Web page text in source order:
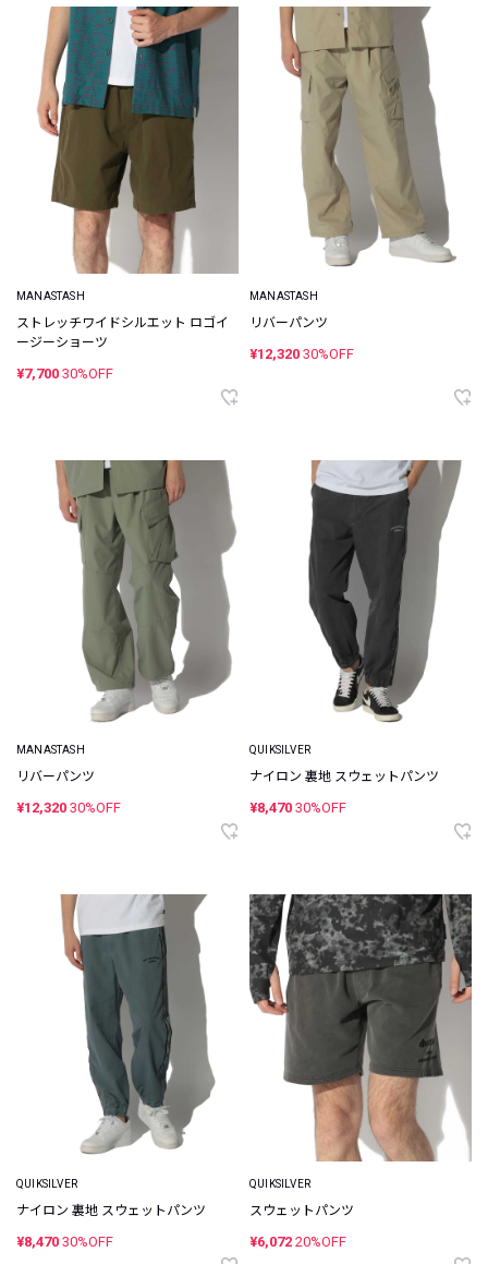
MANASTASH
ストレッチワイドシルエット ロゴイ
ージーショーツ
¥7,700 30%OFF
MANASTASH
リバーパンツ
¥12,320 30%OFF
MANASTASH
リバーパンツ
¥12,320 30%OFF
QUIKSILVER
ナイロン 裏地 スウェットパンツ
¥8,470 30%OFF
QUIKSILVER
ナイロン 裏地 スウェットパンツ
¥8,470 30%OFF
QUIKSILVER
スウェットパンツ
¥6,072 20%OFF